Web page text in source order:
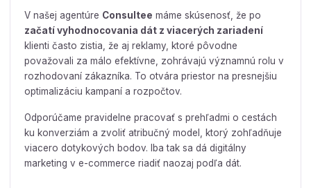
V našej agentúre Consultee máme skúsenosť, že po
začatí vyhodnocovania dát z viacerých zariadení
klienti často zistia, že aj reklamy, ktoré pôvodne
považovali za málo efektívne, zohrávajú významnú rolu v
rozhodovaní zákazníka. To otvára priestor na presnejšiu
optimalizáciu kampaní a rozpočtov.
Odporúčame pravidelne pracovať s prehľadmi o cestách
ku konverziám a zvoliť atribučný model, ktorý zohľadňuje
viacero dotykových bodov. Iba tak sa dá digitálny
marketing v e-commerce riadiť naozaj podľa dát.